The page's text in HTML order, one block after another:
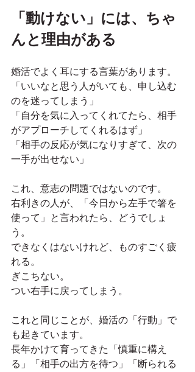
「動けない」には、ちゃ
んと理由がある
婚活でよく耳にする言葉があります。
「いいなと思う人がいても、申し込む
のを迷ってしまう」
「自分を気に入ってくれてたら、相手
がアプローチしてくれるはず」
「相手の反応が気になりすぎて、次の
一手が出せない」
これ、意志の問題ではないのです。
右利きの人が、「今日から左手で箸を
使って」と言われたら、どうでしょ
う。
できなくはないけれど、ものすごく疲
れる。
ぎこちない。
つい右手に戻ってしまう。
これと同じことが、婚活の「行動」で
も起きています。
長年かけて育ってきた「慎重に構え
る」「相手の出方を待つ」「断られる